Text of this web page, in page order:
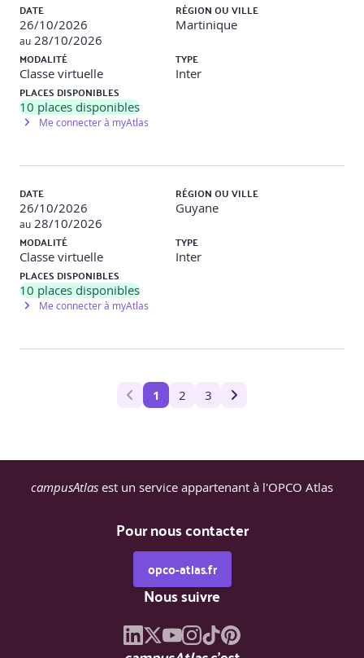
DATE
26/10/2026
au 28/10/2026
RÉGION OU VILLE
Martinique
MODALITÉ
Classe virtuelle
TYPE
Inter
PLACES DISPONIBLES
10 places disponibles
Me connecter à myAtlas
DATE
26/10/2026
au 28/10/2026
RÉGION OU VILLE
Guyane
MODALITÉ
Classe virtuelle
TYPE
Inter
PLACES DISPONIBLES
10 places disponibles
Me connecter à myAtlas
1 2 3
campusAtlas est un service appartenant à l'OPCO Atlas
Pour nous contacter
opco-atlas.fr
Nous suivre